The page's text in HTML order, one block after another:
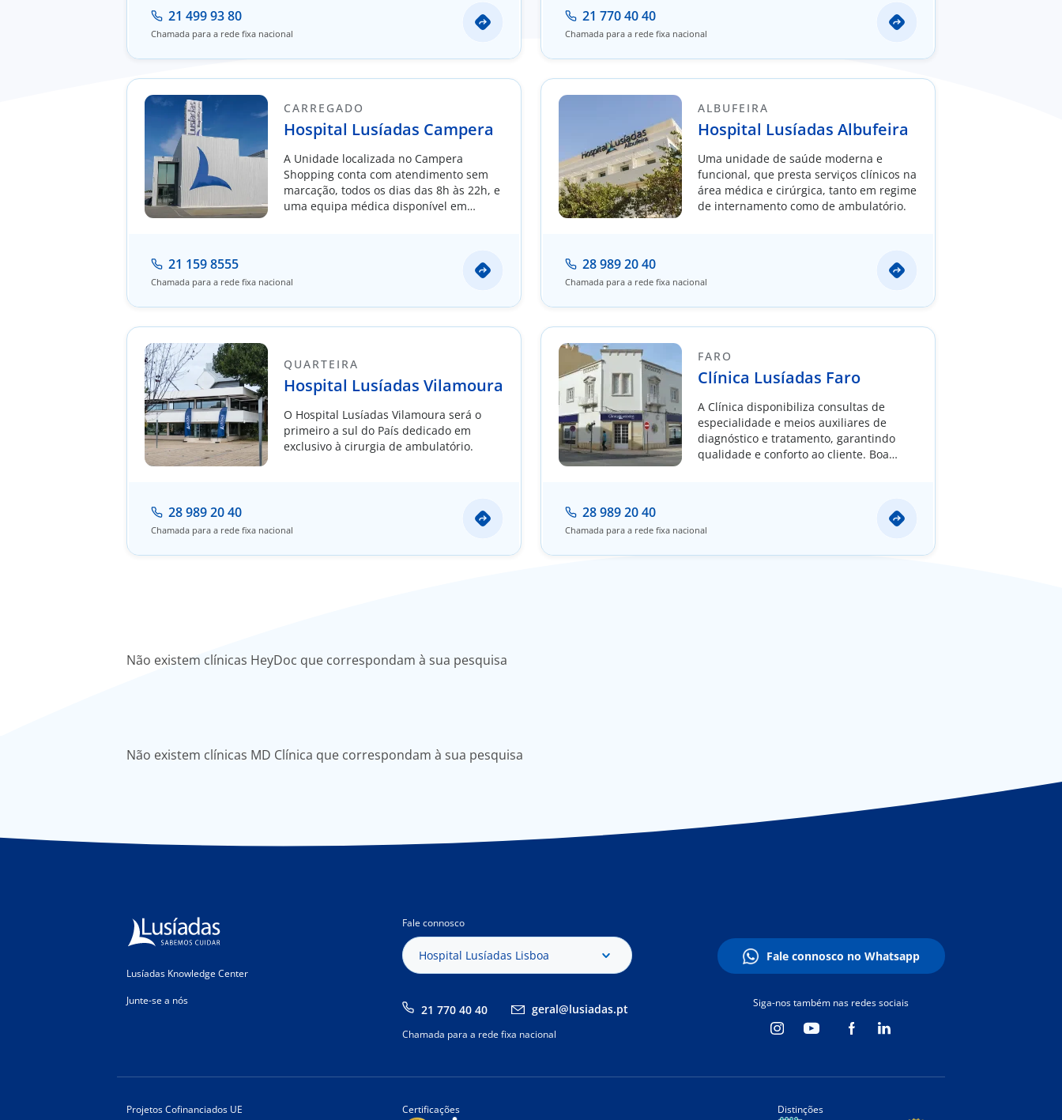
21 499 93 80
Chamada para a rede fixa nacional
21 770 40 40
Chamada para a rede fixa nacional
CARREGADO
Hospital Lusíadas Campera
A Unidade localizada no Campera
Shopping conta com atendimento sem
marcação, todos os dias das 8h às 22h, e
uma equipa médica disponível em
21 159 8555
Chamada para a rede fixa nacional
ALBUFEIRA​​
Hospital Lusíadas Albufeira
Uma unidade de saúde moderna e
funcional, que presta serviços clínicos na
área médica e cirúrgica, tanto em regime
de internamento como de ambulatório.
28 989 20 40
Chamada para a rede fixa nacional
QUARTEIRA
Hospital Lusíadas Vilamoura
O Hospital Lusíadas Vilamoura será o
primeiro a sul do País dedicado em
exclusivo à cirurgia de ambulatório.
28 989 20 40
Chamada para a rede fixa nacional
FARO
Clínica Lusíadas Faro
A Clínica disponibiliza consultas de
especialidade e meios auxiliares de
diagnóstico e tratamento, garantindo
qualidade e conforto ao cliente. Boa
28 989 20 40
Chamada para a rede fixa nacional
Não existem clínicas HeyDoc que correspondam à sua pesquisa
Não existem clínicas MD Clínica que correspondam à sua pesquisa
Lusíadas Knowledge Center
Junte-se a nós
Fale connosco
Hospital Lusíadas Lisboa
21 770 40 40 geral@lusiadas.pt
Chamada para a rede fixa nacional
Fale connosco no Whatsapp
Siga-nos também nas redes sociais
Projetos Cofinanciados UE Certificações Distinções